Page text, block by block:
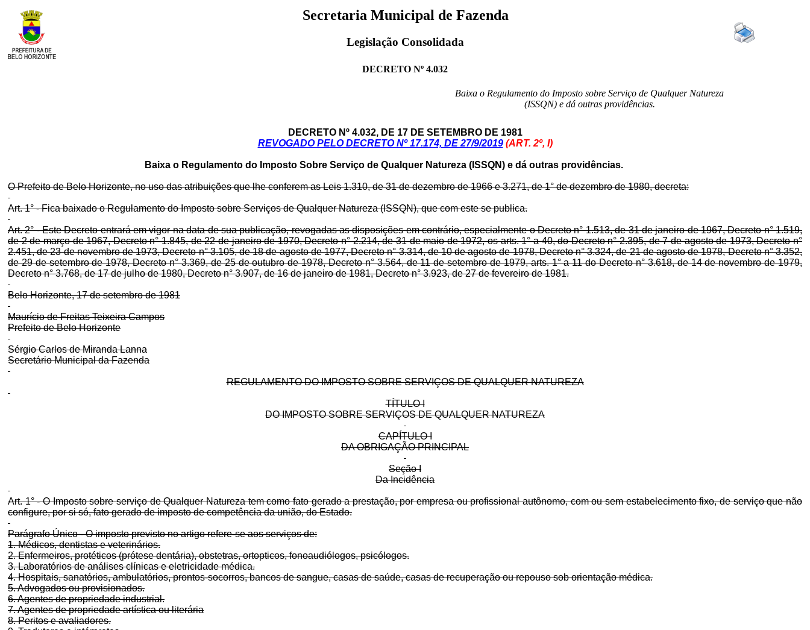
Secretaria Municipal de Fazenda
Legislação Consolidada
DECRETO Nº 4.032
Baixa o Regulamento do Imposto sobre Serviço de Qualquer Natureza
(ISSQN) e dá outras providências.
DECRETO Nº 4.032, DE 17 DE SETEMBRO DE 1981
REVOGADO PELO DECRETO Nº 17.174, DE 27/9/2019(ART. 2º, I)
Baixa o Regulamento do Imposto Sobre Serviço de Qualquer Natureza (ISSQN) e dá outras providências.
O Prefeito de Belo Horizonte, no uso das atribuições que lhe conferem as Leis 1.310, de 31 de dezembro de 1966 e 3.271, de 1° de dezembro de 1980, decreta:
Art. 1° - Fica baixado o Regulamento do Imposto sobre Serviços de Qualquer Natureza (ISSQN), que com este se publica.
Art. 2° - Este Decreto entrará em vigor na data de sua publicação, revogadas as disposições em contrário, especialmente o Decreto n° 1.513, de 31 de janeiro de 1967, Decreto n° 1.519,
de 2 de março de 1967, Decreto n° 1.845, de 22 de janeiro de 1970, Decreto n° 2.214, de 31 de maio de 1972, os arts. 1° a 40, do Decreto n° 2.395, de 7 de agosto de 1973, Decreto n°
2.451, de 23 de novembro de 1973, Decreto n° 3.105, de 18 de agosto de 1977, Decreto n° 3.314, de 10 de agosto de 1978, Decreto n° 3.324, de 21 de agosto de 1978, Decreto n° 3.352,
de 29 de setembro de 1978, Decreto n° 3.369, de 25 de outubro de 1978, Decreto n° 3.564, de 11 de setembro de 1979, arts. 1° a 11 do Decreto n° 3.618, de 14 de novembro de 1979,
Decreto n° 3.768, de 17 de julho de 1980, Decreto n° 3.907, de 16 de janeiro de 1981, Decreto n° 3.923, de 27 de fevereiro de 1981.
Belo Horizonte, 17 de setembro de 1981
Maurício de Freitas Teixeira Campos
Prefeito de Belo Horizonte
Sérgio Carlos de Miranda Lanna
Secretário Municipal da Fazenda
REGULAMENTO DO IMPOSTO SOBRE SERVIÇOS DE QUALQUER NATUREZA
TÍTULO I
DO IMPOSTO SOBRE SERVIÇOS DE QUALQUER NATUREZA
CAPÍTULO I
DA OBRIGAÇÃO PRINCIPAL
Seção I
Da Incidência
Art. 1° - O Imposto sobre serviço de Qualquer Natureza tem como fato gerado a prestação, por empresa ou profissional autônomo, com ou sem estabelecimento fixo, de serviço que não
configure, por si só, fato gerado de imposto de competência da união, do Estado.
Parágrafo Único - O imposto previsto no artigo refere-se aos serviços de:
1. Médicos, dentistas e veterinários.
2. Enfermeiros, protéticos (prótese dentária), obstetras, ortopticos, fonoaudiólogos, psicólogos.
3. Laboratórios de análises clínicas e eletricidade médica.
4. Hospitais, sanatórios, ambulatórios, prontos-socorros, bancos de sangue, casas de saúde, casas de recuperação ou repouso sob orientação médica.
5. Advogados ou provisionados.
6. Agentes de propriedade industrial.
7. Agentes de propriedade artística ou literária
8. Peritos e avaliadores.